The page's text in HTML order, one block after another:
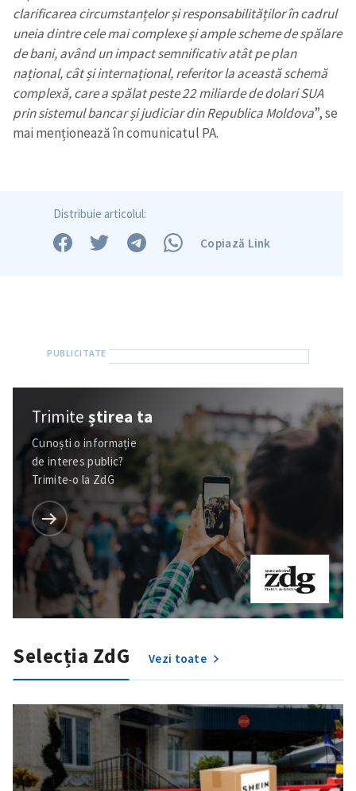
clarificarea circumstanțelor și responsabilităților în cadrul
uneia dintre cele mai complexe și ample scheme de spălare
de bani, având un impact semnificativ atât pe plan
național, cât și internațional, referitor la această schemă
complexă, care a spălat peste 22 miliarde de dolari SUA
prin sistemul bancar și judiciar din Republica Moldova”, se
mai menționează în comunicatul PA.
Distribuie articolul:
Copiază Link
Trimiteștirea ta
Cunoști o informație
de interes public?
Trimite-o la ZdG
Selecția ZdG Vezi toate